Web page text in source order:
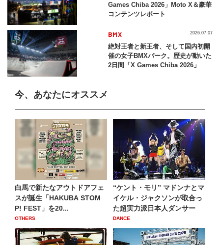
Games Chiba 2026」Moto X＆豪華
コンテンツレポート
BMX
絶対王者と新王者、そして国内初開
催の女子BMXパーク。歴史が動いた
2日間「X Games Chiba 2026」
2026.07.07
今、あなたにオススメ
白馬で新たなアウトドアフェ
スが誕生「HAKUBA STOM
P! FEST」を20...
OTHERS
“ケント・モリ” マドンナとマ
イケル・ジャクソンが取合っ
た超実力派日本人ダンサー
DANCE